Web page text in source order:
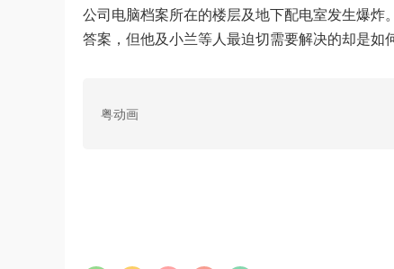
公司电脑档案所在的楼层及地下配电室发生爆
答案，但他及小兰等人最迫切需要解决的却是如
粤动画